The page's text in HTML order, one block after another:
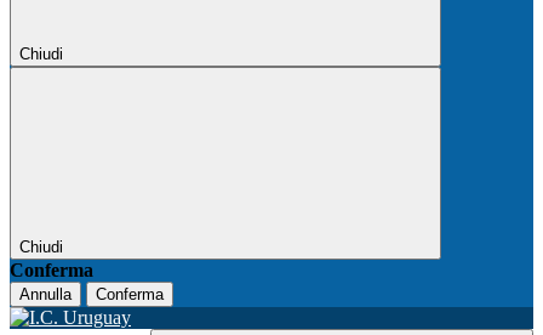
Chiudi
Chiudi
Conferma
Annulla Conferma